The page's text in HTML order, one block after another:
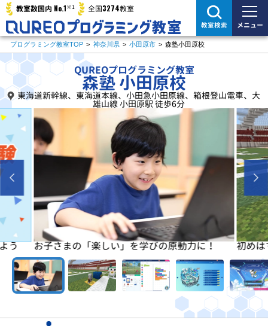
教室数国内 No.1※1 全国3274教室
教室検索 メニュー
プログラミング教室TOP > 神奈川県 > 小田原市 > 森塾小田原校
QUREOプログラミング教室
森塾 小田原校
東海道新幹線、東海道本線、小田急小田原線、箱根登山電車、大
雄山線 小田原駅 徒歩6分
う お子さまの「楽しい」を学びの原動力に！ 初め